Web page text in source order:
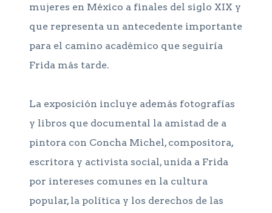
mujeres en México a finales del siglo XIX y
que representa un antecedente importante
para el camino académico que seguiría
Frida más tarde.
La exposición incluye además fotografías
y libros que documental la amistad de a
pintora con Concha Michel, compositora,
escritora y activista social, unida a Frida
por intereses comunes en la cultura
popular, la política y los derechos de las